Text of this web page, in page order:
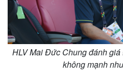
HLV Mai Đức Chung đánh
không mạnh